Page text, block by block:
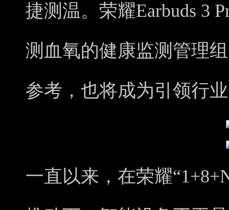
捷测温。 荣耀Earbuds 3
测血氧的健康监测管理
参考， 也将成为引领行
一直以来，在荣耀